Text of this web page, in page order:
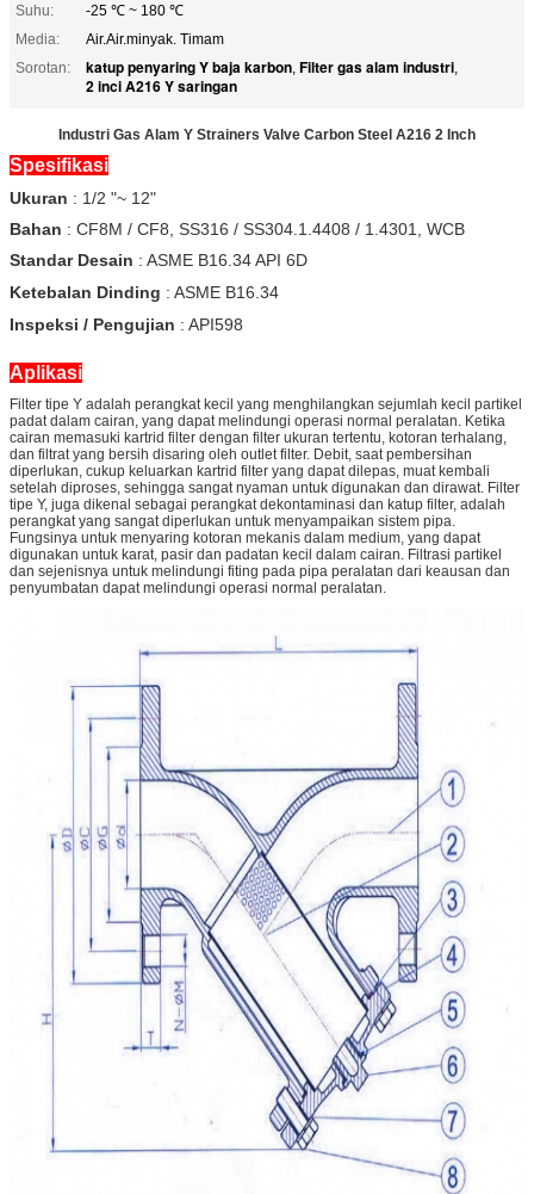
Suhu:
-25 ℃ ~ 180 ℃
Media:
Air.Air.minyak. Timam
Sorotan:
katup penyaring Y baja karbon, Filter gas alam industri,
2 inci A216 Y saringan
Industri Gas Alam Y Strainers Valve Carbon Steel A216 2 Inch
Spesifikasi
Ukuran : 1/2 "~ 12"
Bahan : CF8M / CF8, SS316 / SS304.1.4408 / 1.4301, WCB
Standar Desain : ASME B16.34 API 6D
Ketebalan Dinding : ASME B16.34
Inspeksi / Pengujian : API598
Aplikasi
Filter tipe Y adalah perangkat kecil yang menghilangkan sejumlah kecil partikel
padat dalam cairan, yang dapat melindungi operasi normal peralatan. Ketika
cairan memasuki kartrid filter dengan filter ukuran tertentu, kotoran terhalang,
dan filtrat yang bersih disaring oleh outlet filter. Debit, saat pembersihan
diperlukan, cukup keluarkan kartrid filter yang dapat dilepas, muat kembali
setelah diproses, sehingga sangat nyaman untuk digunakan dan dirawat. Filter
tipe Y, juga dikenal sebagai perangkat dekontaminasi dan katup filter, adalah
perangkat yang sangat diperlukan untuk menyampaikan sistem pipa.
Fungsinya untuk menyaring kotoran mekanis dalam medium, yang dapat
digunakan untuk karat, pasir dan padatan kecil dalam cairan. Filtrasi partikel
dan sejenisnya untuk melindungi fiting pada pipa peralatan dari keausan dan
penyumbatan dapat melindungi operasi normal peralatan.